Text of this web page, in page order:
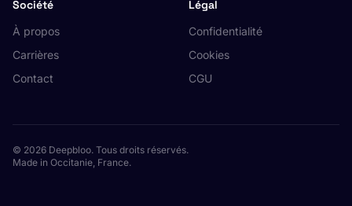
Société
À propos
Carrières
Contact
Légal
Confidentialité
Cookies
CGU
© 2026 Deepbloo. Tous droits réservés.
Made in Occitanie, France.